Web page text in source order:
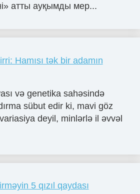
атты ауқымды мер...
Hamısı tək bir adamın
və genetika sahəsində
sübut edir ki, mavi göz
deyil, minlərlə il əvvəl
5 qızıl qaydası